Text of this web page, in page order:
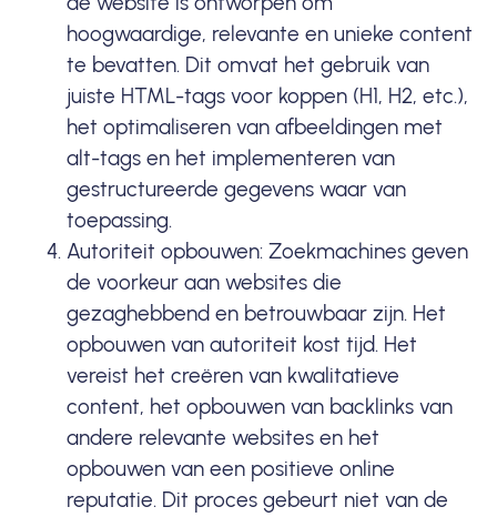
hoogwaardige, relevante en unieke content
te bevatten. Dit omvat het gebruik van
juiste HTML-tags voor koppen (H1, H2, etc.),
het optimaliseren van afbeeldingen met
alt-tags en het implementeren van
gestructureerde gegevens waar van
toepassing.
Autoriteit opbouwen: Zoekmachines geven
de voorkeur aan websites die
gezaghebbend en betrouwbaar zijn. Het
opbouwen van autoriteit kost tijd. Het
vereist het creëren van kwalitatieve
content, het opbouwen van backlinks van
andere relevante websites en het
opbouwen van een positieve online
reputatie. Dit proces gebeurt niet van de